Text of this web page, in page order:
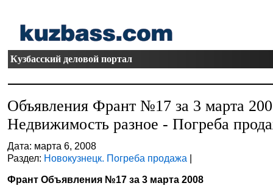
Кузбасский деловой портал
Объявления Франт №17 за 3 марта
Недвижимость разное - Погреба
Дата: марта 6, 2008
Раздел: Новокузнецк. Погреба продажа |
Франт Объявления №17 за 3 марта 2008